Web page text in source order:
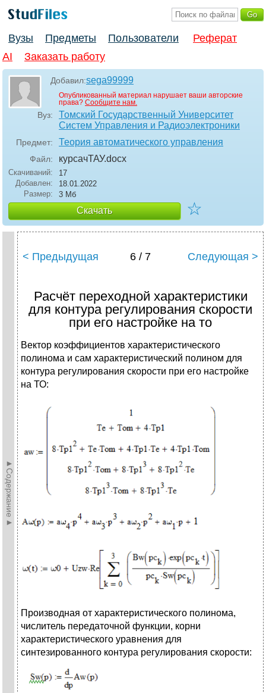
Вузы Предметы Пользователи
Реферат
AI
Заказать работу
Добавил:sega99999
Опубликованный материал нарушает ваши авторские
права? Сообщите нам.
Вуз:
Томский Государственный Университет
Систем Управления и Радиоэлектроники
Предмет: Теория автоматического управления
Файл: курсачТАУ.docx
Скачиваний:
17
Добавлен:
18.01.2022
Размер:
3 Мб
Скачать ☆
►Содержание►
< Предыдущая 6 / 7 Следующая >
Расчёт переходной характеристики
для контура регулирования скорости
при его настройке на то
Вектор коэффициентов характеристического
полинома и сам характеристический полином для
контура регулирования скорости при его настройке
на ТО:
Производная от характеристического полинома,
числитель передаточной функции, корни
характеристического уравнения для
синтезированного контура регулирования скорости: